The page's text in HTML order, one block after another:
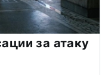
за атаку